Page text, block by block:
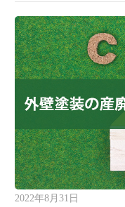
2022年8月31日